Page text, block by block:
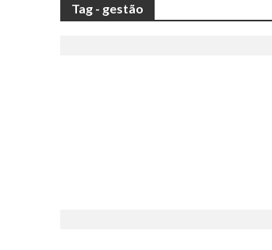
Tag - gestão